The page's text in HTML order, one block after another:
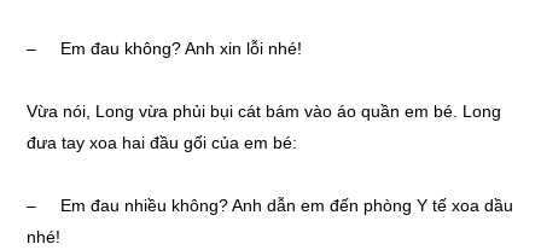
– Em đau không? Anh xin lỗi nhé!
Vừa nói, Long vừa phủi bụi cát bám vào áo quần em bé. Long
đưa tay xoa hai đầu gối của em bé:
– Em đau nhiều không? Anh dẫn em đến phòng Y tế xoa dầu
nhé!